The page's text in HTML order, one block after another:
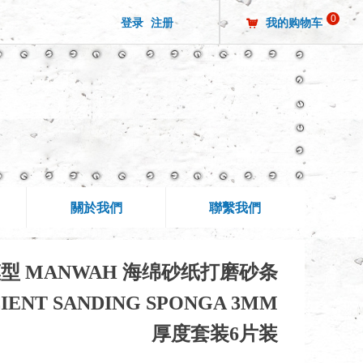
登录 注册 낙 我的购物车 0
關於我們 聯繫我們
MANWAH 海绵砂纸打磨砂条
SANDING SPONGA 3MM
厚度套装6片装